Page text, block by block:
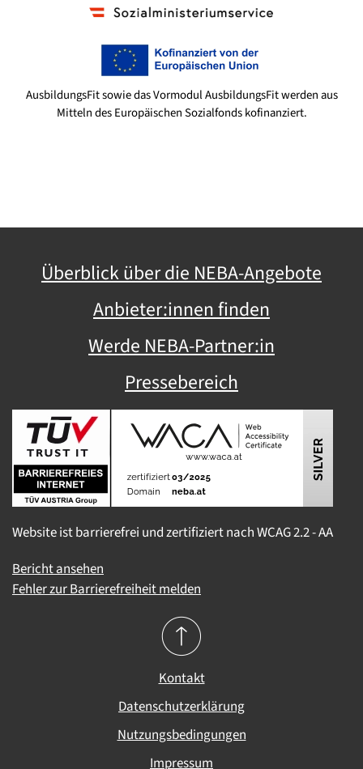
AusbildungsFit sowie das Vormodul AusbildungsFit werden aus
Mitteln des Europäischen Sozialfonds kofinanziert.
Überblick über die NEBA-Angebote
Anbieter:innen finden
Werde NEBA-Partner:in
Pressebereich
Website ist barrierefrei und zertifiziert nach WCAG 2.2 - AA
Bericht ansehen
Fehler zur Barrierefreiheit melden
Kontakt
Datenschutzerklärung
Nutzungsbedingungen
Impressum